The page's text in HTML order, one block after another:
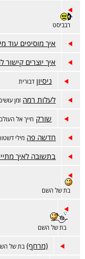
רבביסט
איך מוסיפים עוד
איך יוצרים
ניסיון דבורית
לעלות רמה זמן
שורק חייך אל העולם
חדשה פה מילי
בתשובה לאיך
בת של השם
בת של השם
(מרחף) בת של